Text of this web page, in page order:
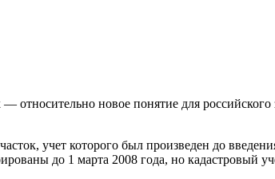
новое понятие для
учет которого был произведен до
до 1 марта 2008 года, но кадастровый